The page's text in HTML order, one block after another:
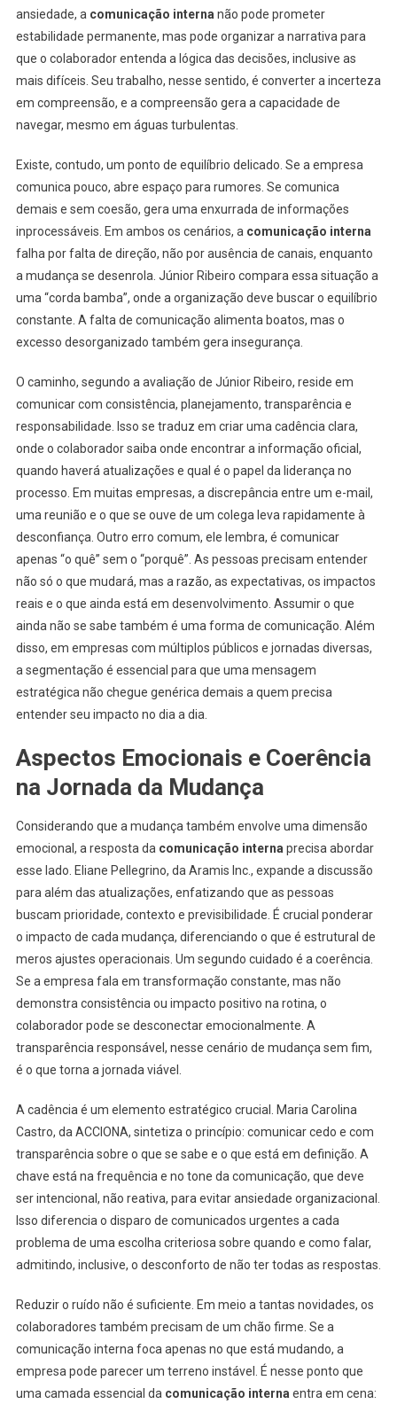
ansiedade, a comunicação interna não pode prometer
estabilidade permanente, mas pode organizar a narrativa para
que o colaborador entenda a lógica das decisões, inclusive as
mais difíceis. Seu trabalho, nesse sentido, é converter a incerteza
em compreensão, e a compreensão gera a capacidade de
navegar, mesmo em águas turbulentas.
Existe, contudo, um ponto de equilíbrio delicado. Se a empresa
comunica pouco, abre espaço para rumores. Se comunica
demais e sem coesão, gera uma enxurrada de informações
inprocessáveis. Em ambos os cenários, a comunicação interna
falha por falta de direção, não por ausência de canais, enquanto
a mudança se desenrola. Júnior Ribeiro compara essa situação a
uma “corda bamba”, onde a organização deve buscar o equilíbrio
constante. A falta de comunicação alimenta boatos, mas o
excesso desorganizado também gera insegurança.
O caminho, segundo a avaliação de Júnior Ribeiro, reside em
comunicar com consistência, planejamento, transparência e
responsabilidade. Isso se traduz em criar uma cadência clara,
onde o colaborador saiba onde encontrar a informação oficial,
quando haverá atualizações e qual é o papel da liderança no
processo. Em muitas empresas, a discrepância entre um e-mail,
uma reunião e o que se ouve de um colega leva rapidamente à
desconfiança. Outro erro comum, ele lembra, é comunicar
apenas “o quê” sem o “porquê”. As pessoas precisam entender
não só o que mudará, mas a razão, as expectativas, os impactos
reais e o que ainda está em desenvolvimento. Assumir o que
ainda não se sabe também é uma forma de comunicação. Além
disso, em empresas com múltiplos públicos e jornadas diversas,
a segmentação é essencial para que uma mensagem
estratégica não chegue genérica demais a quem precisa
entender seu impacto no dia a dia.
Aspectos Emocionais e Coerência
na Jornada da Mudança
Considerando que a mudança também envolve uma dimensão
emocional, a resposta da comunicação interna precisa abordar
esse lado. Eliane Pellegrino, da Aramis Inc., expande a discussão
para além das atualizações, enfatizando que as pessoas
buscam prioridade, contexto e previsibilidade. É crucial ponderar
o impacto de cada mudança, diferenciando o que é estrutural de
meros ajustes operacionais. Um segundo cuidado é a coerência.
Se a empresa fala em transformação constante, mas não
demonstra consistência ou impacto positivo na rotina, o
colaborador pode se desconectar emocionalmente. A
transparência responsável, nesse cenário de mudança sem fim,
é o que torna a jornada viável.
A cadência é um elemento estratégico crucial. Maria Carolina
Castro, da ACCIONA, sintetiza o princípio: comunicar cedo e com
transparência sobre o que se sabe e o que está em definição. A
chave está na frequência e no tone da comunicação, que deve
ser intencional, não reativa, para evitar ansiedade organizacional.
Isso diferencia o disparo de comunicados urgentes a cada
problema de uma escolha criteriosa sobre quando e como falar,
admitindo, inclusive, o desconforto de não ter todas as respostas.
Reduzir o ruído não é suficiente. Em meio a tantas novidades, os
colaboradores também precisam de um chão firme. Se a
comunicação interna foca apenas no que está mudando, a
empresa pode parecer um terreno instável. É nesse ponto que
uma camada essencial da comunicação interna entra em cena: